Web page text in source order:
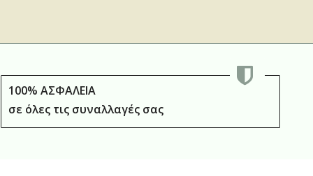
100% ΑΣΦΑΛΕΙΑ
σε όλες τις συναλλαγές σας